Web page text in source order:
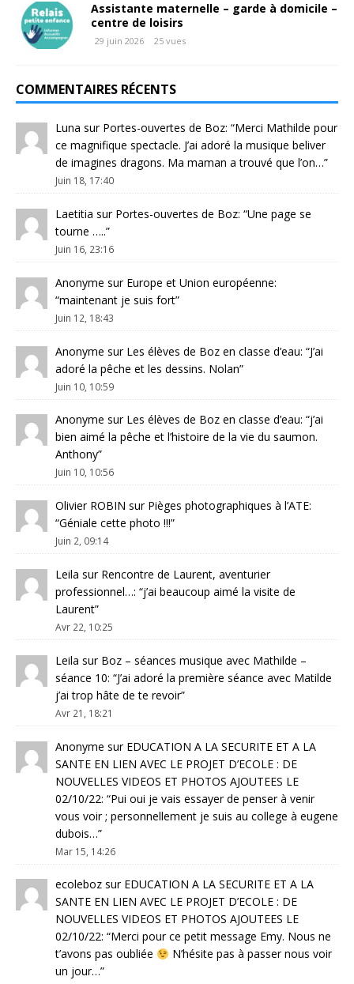
Assistante maternelle – garde à domicile –
centre de loisirs
29 juin 2026 25 vues
COMMENTAIRES RÉCENTS
Luna sur Portes-ouvertes de Boz: “Merci Mathilde pour
ce magnifique spectacle. J’ai adoré la musique beliver
de imagines dragons. Ma maman a trouvé que l’on…”
Juin 18, 17:40
Laetitia sur Portes-ouvertes de Boz: “Une page se
tourne …..”
Juin 16, 23:16
Anonyme sur Europe et Union européenne:
“maintenant je suis fort”
Juin 12, 18:43
Anonyme sur Les élèves de Boz en classe d’eau: “J’ai
adoré la pêche et les dessins. Nolan”
Juin 10, 10:59
Anonyme sur Les élèves de Boz en classe d’eau: “j’ai
bien aimé la pêche et l’histoire de la vie du saumon.
Anthony”
Juin 10, 10:56
Olivier ROBIN sur Pièges photographiques à l’ATE:
“Géniale cette photo !!!”
Juin 2, 09:14
Leila sur Rencontre de Laurent, aventurier
professionnel…: “j’ai beaucoup aimé la visite de
Laurent”
Avr 22, 10:25
Leila sur Boz – séances musique avec Mathilde –
séance 10: “J’ai adoré la première séance avec Matilde
j’ai trop hâte de te revoir”
Avr 21, 18:21
Anonyme sur EDUCATION A LA SECURITE ET A LA
SANTE EN LIEN AVEC LE PROJET D’ECOLE : DE
NOUVELLES VIDEOS ET PHOTOS AJOUTEES LE
02/10/22: “Pui oui je vais essayer de penser à venir
vous voir ; personnellement je suis au college à eugene
dubois…”
Mar 15, 14:26
ecoleboz sur EDUCATION A LA SECURITE ET A LA
SANTE EN LIEN AVEC LE PROJET D’ECOLE : DE
NOUVELLES VIDEOS ET PHOTOS AJOUTEES LE
02/10/22: “Merci pour ce petit message Emy. Nous ne
t’avons pas oubliée
N’hésite pas à passer nous voir
un jour…”